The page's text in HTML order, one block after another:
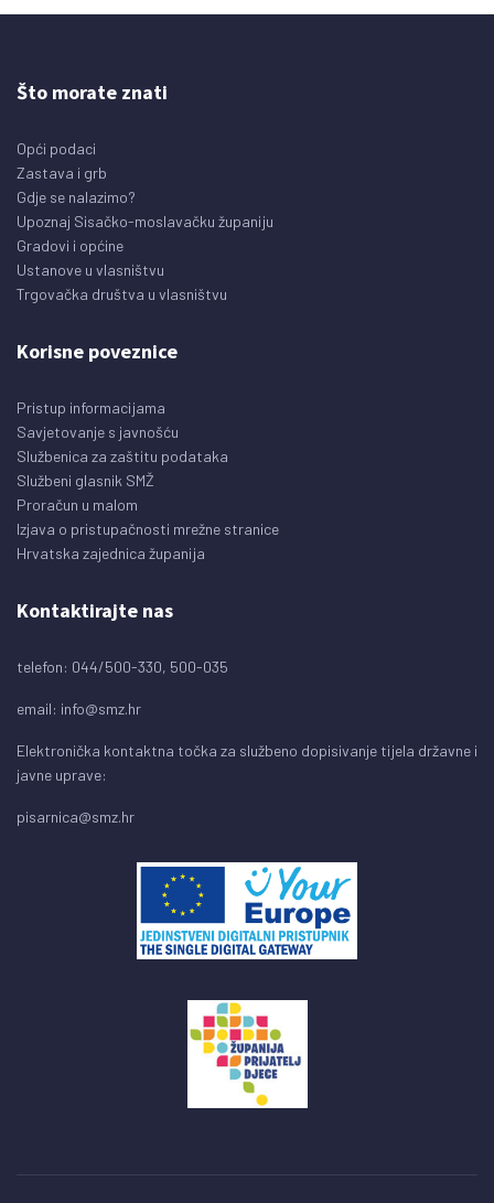
Što morate znati
Opći podaci
Zastava i grb
Gdje se nalazimo?
Upoznaj Sisačko-moslavačku županiju
Gradovi i općine
Ustanove u vlasništvu
Trgovačka društva u vlasništvu
Korisne poveznice
Pristup informacijama
Savjetovanje s javnošću
Službenica za zaštitu podataka
Službeni glasnik SMŽ
Proračun u malom
Izjava o pristupačnosti mrežne stranice
Hrvatska zajednica županija
Kontaktirajte nas
telefon: 044/500-330, 500-035
email: info@smz.hr
Elektronička kontaktna točka za službeno dopisivanje tijela državne i
javne uprave:
pisarnica@smz.hr